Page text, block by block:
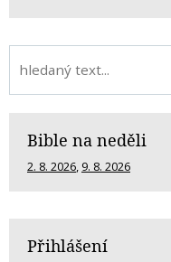
Bible na neděli
2. 8. 2026, 9. 8. 2026
Přihlášení